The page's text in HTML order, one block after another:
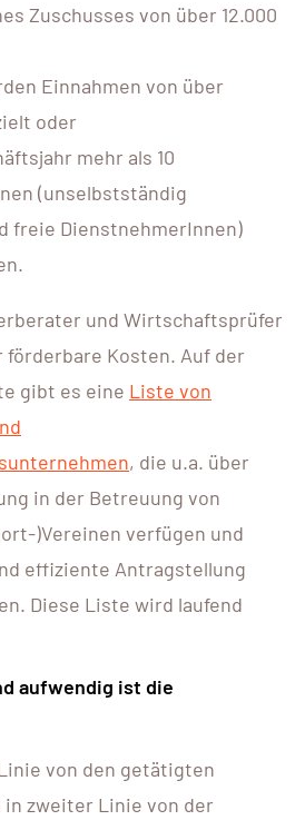
Zuschusses von über 12.000
Einnahmen von über
oder
mehr als 10
(unselbstständig
freie DienstnehmerInnen)
und Wirtschaftsprüfer
förderbare Kosten. Auf der
gibt es eine Liste von
, die u.a. über
in der Betreuung von
)Vereinen verfügen und
effiziente Antragstellung
Diese Liste wird laufend
aufwendig ist die
von den getätigten
zweiter Linie von der